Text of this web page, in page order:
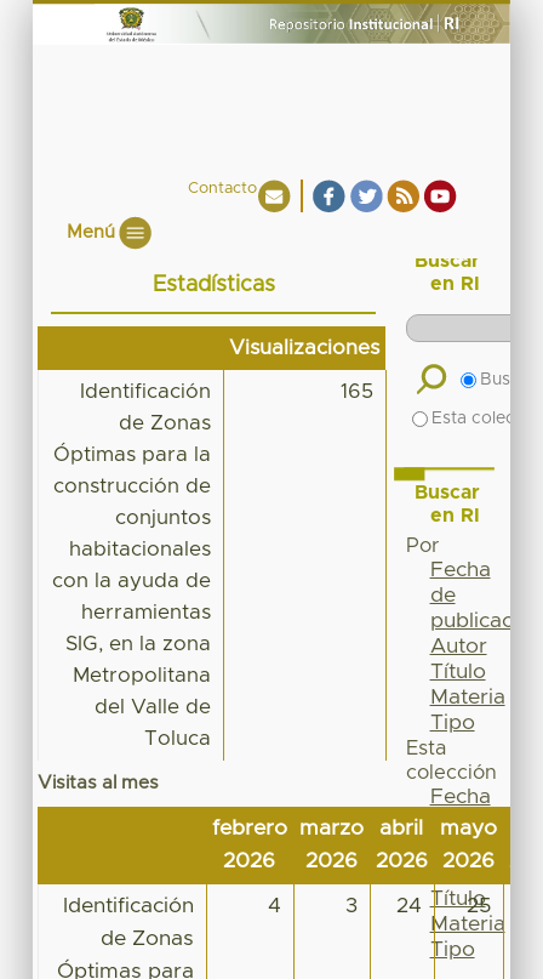
Contacto
Menú
Estadísticas
Visualizaciones
Identificación
de Zonas
Óptimas para la
construcción de
conjuntos
habitacionales
con la ayuda de
herramientas
SIG, en la zona
Metropolitana
del Valle de
Toluca
165
Visitas al mes
febrero
2026
marzo
2026
abril
2026
mayo
2026
Identificación
de Zonas
Óptimas para
4 3 24 25
Buscar
en RI
Buscar
Esta
Buscar
en RI
Por
Fecha
de
publicación
Autor
Título
Materia
Tipo
Esta
colección
Fecha
de
publicación
Autor
Título
Materia
Tipo